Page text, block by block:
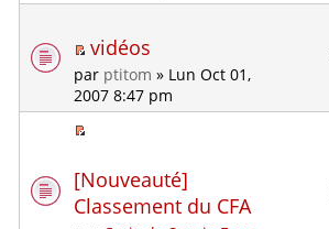
vidéos
par ptitom » Lun Oct 01,
2007 8:47 pm
[Nouveauté]
Classement du CFA